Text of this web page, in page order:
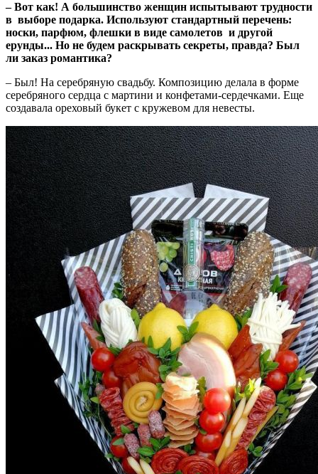
– Вот как! А большинство женщин испытывают трудности
в выборе подарка. Используют стандартный перечень:
носки, парфюм, флешки в виде самолетов и другой
ерунды... Но не будем раскрывать секреты, правда? Был
ли заказ романтика?
– Был! На серебряную свадьбу. Композицию делала в форме
серебряного сердца с мартини и конфетами-сердечками. Еще
создавала ореховый букет с кружевом для невесты.